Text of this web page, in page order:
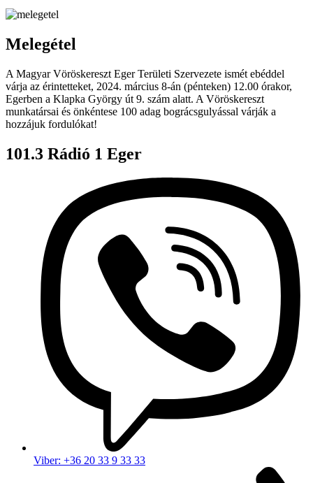
Melegétel
A Magyar Vöröskereszt Eger Területi Szervezete ismét ebéddel
várja az érintetteket, 2024. március 8-án (pénteken) 12.00 órakor,
Egerben a Klapka György út 9. szám alatt. A Vöröskereszt
munkatársai és önkéntese 100 adag bográcsgulyással várják a
hozzájuk fordulókat!
101.3 Rádió 1 Eger
Viber: +36 20 33 9 33 33